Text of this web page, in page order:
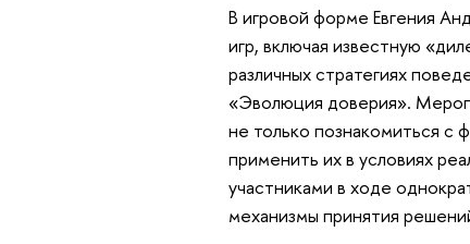
В игровой форме Евгения
игр, включая известную
различных стратегиях
«Эволюция доверия».
не только познакомиться с
применить их в условиях
участниками в ходе
механизмы принятия